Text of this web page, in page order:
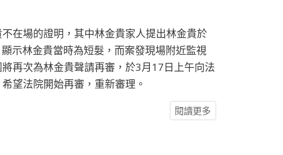
在場的證明，其中林金貴家人提出林金貴於
示林金貴當時為短髮，而案發現場附近監視
再次為林金貴聲請再審，於3月17日上午向法
望法院開始再審，重新審理。
閱讀更多